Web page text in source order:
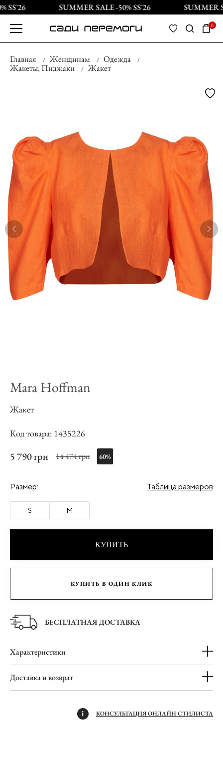
SUMMER SALE -50% SS`26 SUMMER
0
Главная Женщинам
Одежда
Жакеты, Пиджаки
Жакет
Mara Hoffman
Жакет
Код товара: 1435226
5 790 грн 14 474 грн 60%
Размер: Таблица размеров
S M
КУПИТЬ
КУПИТЬ В ОДИН КЛИК
БЕСПЛАТНАЯ ДОСТАВКА
Характеристики
Доставка и возврат
КОНСУЛЬТАЦИЯ ОНЛАЙН СТИЛИСТА